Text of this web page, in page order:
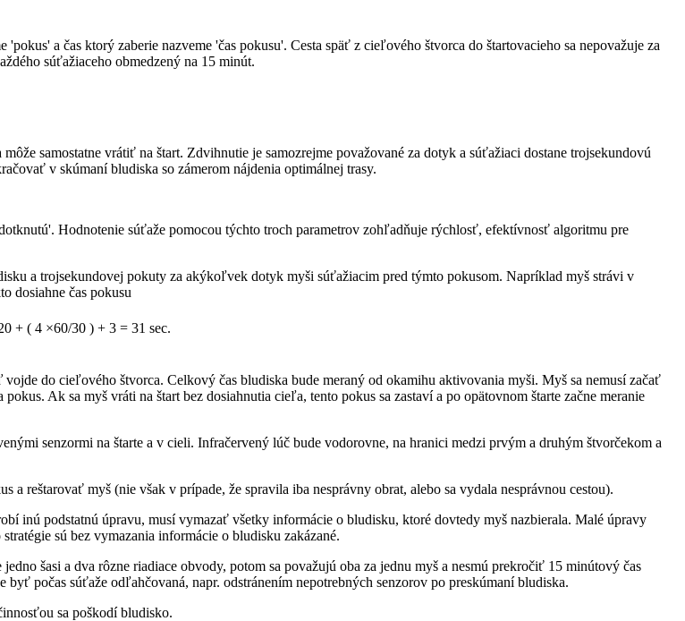
a čas ktorý zaberie nazveme 'čas pokusu'. Cesta späť z cieľového štvorca do štartovacieho sa nepovažuje za
súťažiaceho obmedzený na 15 minút.
samostatne vrátiť na štart. Zdvihnutie je samozrejme považované za dotyk a súťažiaci dostane trojsekundovú
v skúmaní bludiska so zámerom nájdenia optimálnej trasy.
Hodnotenie súťaže pomocou týchto troch parametrov zohľadňuje rýchlosť, efektívnosť algoritmu pre
a trojsekundovej pokuty za akýkoľvek dotyk myši súťažiacim pred týmto pokusom. Napríklad myš strávi v
dosiahne čas pokusu
+ ( 4 ×60/30 ) + 3 = 31 sec.
do cieľového štvorca. Celkový čas bludiska bude meraný od okamihu aktivovania myši. Myš sa nemusí začať
Ak sa myš vráti na štart bez dosiahnutia cieľa, tento pokus sa zastaví a po opätovnom štarte začne meranie
senzormi na štarte a v cieli. Infračervený lúč bude vodorovne, na hranici medzi prvým a druhým štvorčekom a
reštarovať myš (nie však v prípade, že spravila iba nesprávny obrat, alebo sa vydala nesprávnou cestou).
inú podstatnú úpravu, musí vymazať všetky informácie o bludisku, ktoré dovtedy myš nazbierala. Malé úpravy
sú bez vymazania informácie o bludisku zakázané.
šasi a dva rôzne riadiace obvody, potom sa považujú oba za jednu myš a nesmú prekročiť 15 minútový čas
počas súťaže odľahčovaná, napr. odstránením nepotrebných senzorov po preskúmaní bludiska.
sa poškodí bludisko.